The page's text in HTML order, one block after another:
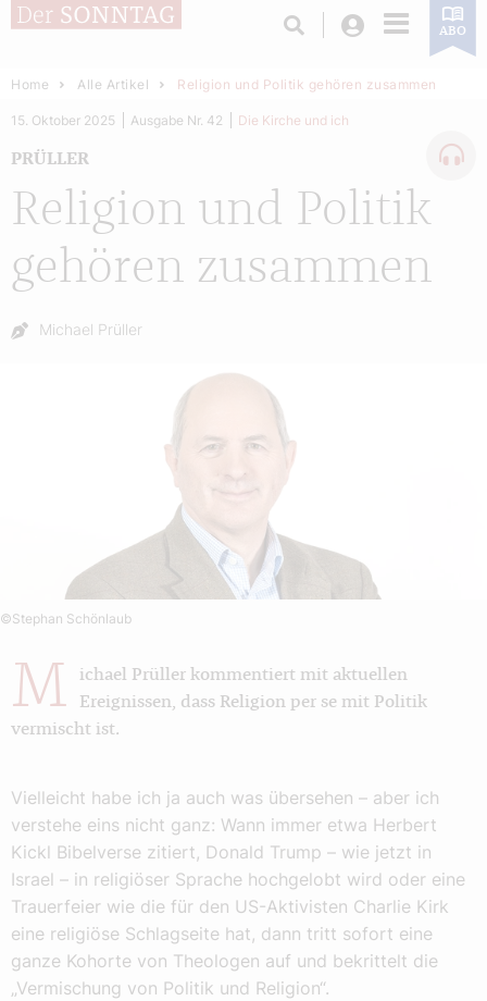
Login ABO
Home Alle Artikel Religion und Politik gehören zusammen
Religion und Politik
gehören zusammen
PRÜLLER
15. Oktober 2025 Ausgabe Nr. 42 Die Kirche und ich
Autor:
Michael Prüller
©Stephan Schönlaub
M
ichael Prüller kommentiert mit aktuellen
Ereignissen, dass Religion per se mit Politik
vermischt ist.
Vielleicht habe ich ja auch was übersehen – aber ich
verstehe eins nicht ganz: Wann immer etwa Herbert
Kickl Bibelverse zitiert, Donald Trump – wie jetzt in
Israel – in religiöser Sprache hochgelobt wird oder eine
Trauerfeier wie die für den US-Aktivisten Charlie Kirk
eine religiöse Schlagseite hat, dann tritt sofort eine
ganze Kohorte von Theologen auf und bekrittelt die
„Vermischung von Politik und Religion“.